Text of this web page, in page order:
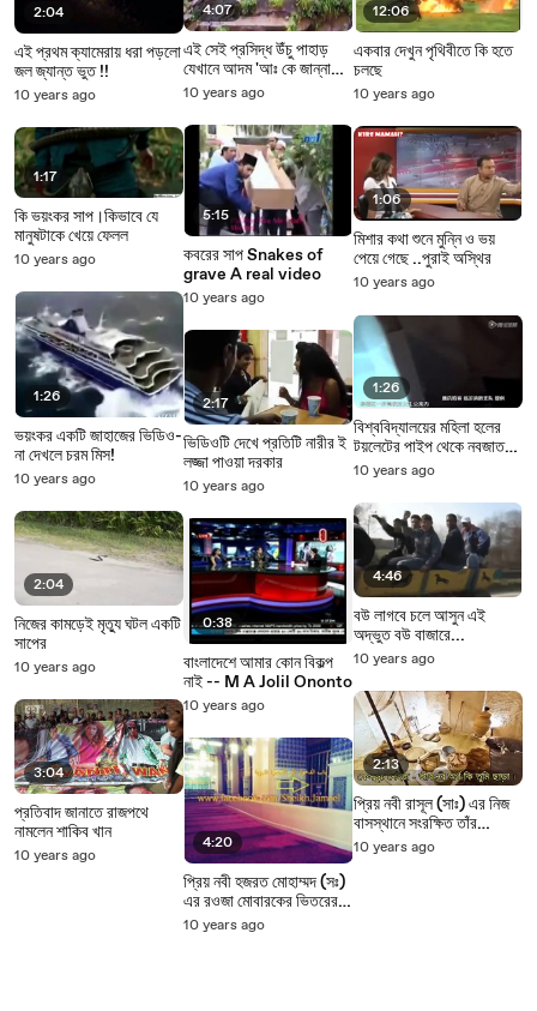
2:04
এই প্রথম ক্যামেরায় ধরা পড়লো
জল জ্যান্ত ভুত !!
10 years ago
1:17
কি ভয়ংকর সাপ।কিভাবে যে
মানুষটাকে খেয়ে ফেলল
10 years ago
1:26
ভয়ংকর একটি জাহাজের ভিডিও-
না দেখলে চরম মিস!
10 years ago
2:04
নিজের কামড়েই মৃত্যু ঘটল একটি
সাপের
10 years ago
3:04
প্রতিবাদ জানাতে রাজপথে
নামলেন শাকিব খান
10 years ago
4:07
এই সেই প্রসিদ্ধ উঁচু পাহাড়
যেখানে আদম 'আঃ কে জান্নাত
থেকে দুনিয়াতে অবতরণ করানো
10 years ago
5:15
কবরের সাপ Snakes of
grave A real video
10 years ago
2:17
ভিডিওটি দেখে প্রতিটি নারীর ই
লজ্জা পাওয়া দরকার
10 years ago
0:38
বাংলাদেশে আমার কোন বিকল্প
নাই -- M A Jolil Ononto
10 years ago
4:20
প্রিয় নবী হজরত মোহাম্মদ (সঃ)
এর রওজা মোবারকের ভিতরের
দুর্লভ দৃশ্য !
10 years ago
12:06
একবার দেখুন পৃথিবীতে কি হতে
চলছে
10 years ago
1:06
মিশার কথা শুনে মুন্নি ও ভয়
পেয়ে গেছে ..পুরাই অস্থির
10 years ago
1:26
বিশ্ববিদ্যালয়ের মহিলা হলের
টয়লেটের পাইপ থেকে নবজাতক
উদ্ধার
10 years ago
4:46
বউ লাগবে চলে আসুন এই
অদ্ভুত বউ বাজারে...
10 years ago
2:13
প্রিয় নবী রাসূল (সাঃ) এর নিজ
বাসস্থানে সংরক্ষিত তাঁর
ব্যবহারিত আসবাপত্র
10 years ago